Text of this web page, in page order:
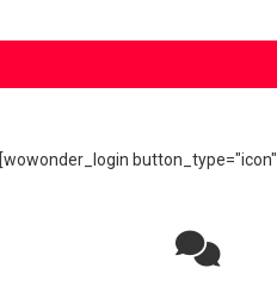
[wowonder_login button_type="icon"]